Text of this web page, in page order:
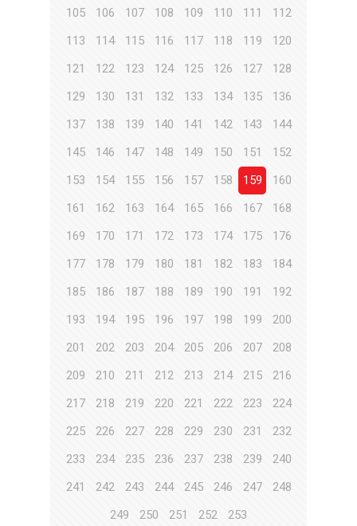
105
106 107 108 109 110 111
112
113
114 115 116 117 118 119
120
121
122 123 124 125 126 127
128
129
130 131 132 133 134 135
136
137
138 139 140 141 142 143
144
145
146 147 148 149 150 151
152
153
154 155 156 157 158 159
160
161
162 163 164 165 166 167
168
169
170 171 172 173 174 175
176
177
178 179 180 181 182 183
184
185
186 187 188 189 190 191
192
193
194 195 196 197 198 199
200
201
202 203 204 205 206 207
208
209
210 211 212 213 214 215
216
217
218 219 220 221 222 223
224
225
226 227 228 229 230 231
232
233
234 235 236 237 238 239
240
241
242 243 244 245 246 247
248
249
250 251 252 253